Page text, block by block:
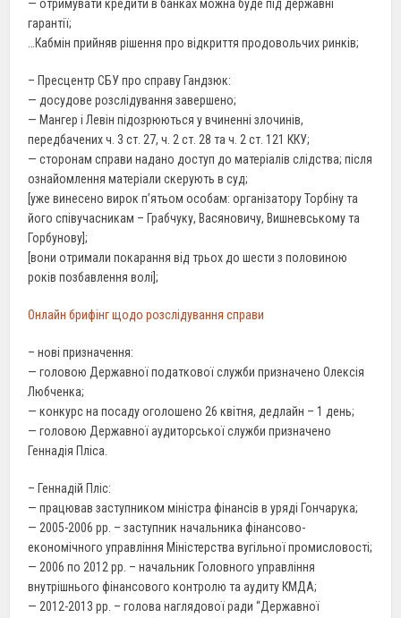
— отримувати кредити в банках можна буде під державні
гарантії;
…Кабмін прийняв рішення про відкриття продовольчих ринків;
– Пресцентр СБУ про справу Гандзюк:
— досудове розслідування завершено;
— Мангер і Левін підозрюються у вчиненні злочинів,
передбачених ч. 3 ст. 27, ч. 2 ст. 28 та ч. 2 ст. 121 ККУ;
— сторонам справи надано доступ до матеріалів слідства; після
ознайомлення матеріали скерують в суд;
[уже винесено вирок п’ятьом особам: організатору Торбіну та
його співучасникам – Грабчуку, Васяновичу, Вишневському та
Горбунову];
[вони отримали покарання від трьох до шести з половиною
років позбавлення волі];
Онлайн брифінг щодо розслідування справи
– нові призначення:
— головою Державної податкової служби призначено Олексія
Любченка;
— конкурс на посаду оголошено 26 квітня, дедлайн – 1 день;
— головою Державної аудиторської служби призначено
Геннадія Пліса.
– Геннадій Пліс:
— працював заступником міністра фінансів в уряді Гончарука;
— 2005-2006 рр. – заступник начальника фінансово-
економічного управління Міністерства вугільної промисловості;
— 2006 по 2012 рр. – начальник Головного управління
внутрішнього фінансового контролю та аудиту КМДА;
— 2012-2013 рр. – голова наглядової ради “Державної